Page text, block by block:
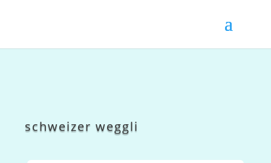
schweizer weggli